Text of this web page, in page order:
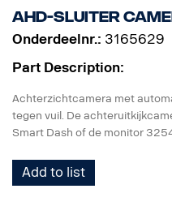
AHD-sluiter
Onderdeelnr.: 3165629
Part Description:
Achterzichtcamera met
tegen vuil. De
Smart Dash of de monitor
Het lenskapje moet voeding
ontvangen; gebruik adapter
Add to list